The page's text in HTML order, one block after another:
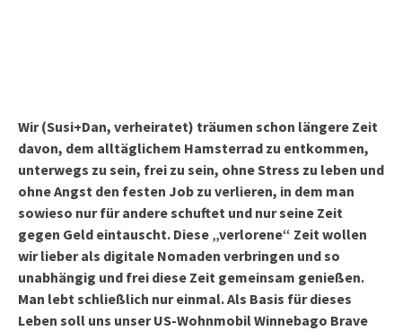
Wir (Susi+Dan, verheiratet) träumen schon längere Zeit
davon, dem alltäglichem Hamsterrad zu entkommen,
unterwegs zu sein, frei zu sein, ohne Stress zu leben und
ohne Angst den festen Job zu verlieren, in dem man
sowieso nur für andere schuftet und nur seine Zeit
gegen Geld eintauscht. Diese „verlorene“ Zeit wollen
wir lieber als digitale Nomaden verbringen und so
unabhängig und frei diese Zeit gemeinsam genießen.
Man lebt schließlich nur einmal. Als Basis für dieses
Leben soll uns unser US-Wohnmobil Winnebago Brave